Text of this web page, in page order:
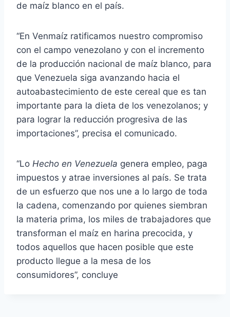
de maíz blanco en el país.
“En Venmaíz ratificamos nuestro compromiso
con el campo venezolano y con el incremento
de la producción nacional de maíz blanco, para
que Venezuela siga avanzando hacia el
autoabastecimiento de este cereal que es tan
importante para la dieta de los venezolanos; y
para lograr la reducción progresiva de las
importaciones”, precisa el comunicado.
“Lo Hecho en Venezuela genera empleo, paga
impuestos y atrae inversiones al país. Se trata
de un esfuerzo que nos une a lo largo de toda
la cadena, comenzando por quienes siembran
la materia prima, los miles de trabajadores que
transforman el maíz en harina precocida, y
todos aquellos que hacen posible que este
producto llegue a la mesa de los
consumidores”, concluye